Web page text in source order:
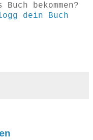
bekommen?
dein Buch